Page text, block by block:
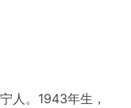
人。1943年生，